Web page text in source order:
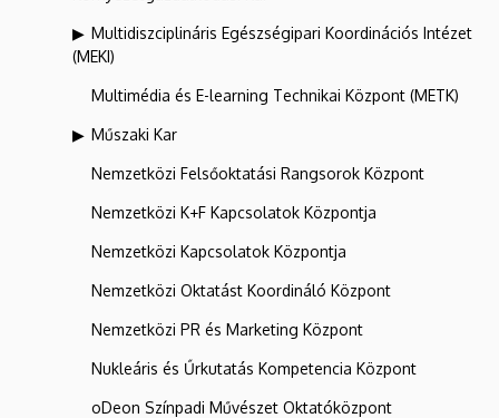
Multidiszciplináris Egészségipari Koordinációs Intézet
(MEKI)
Multimédia és E-learning Technikai Központ (METK)
Műszaki Kar
Nemzetközi Felsőoktatási Rangsorok Központ
Nemzetközi K+F Kapcsolatok Központja
Nemzetközi Kapcsolatok Központja
Nemzetközi Oktatást Koordináló Központ
Nemzetközi PR és Marketing Központ
Nukleáris és Űrkutatás Kompetencia Központ
oDeon Színpadi Művészet Oktatóközpont